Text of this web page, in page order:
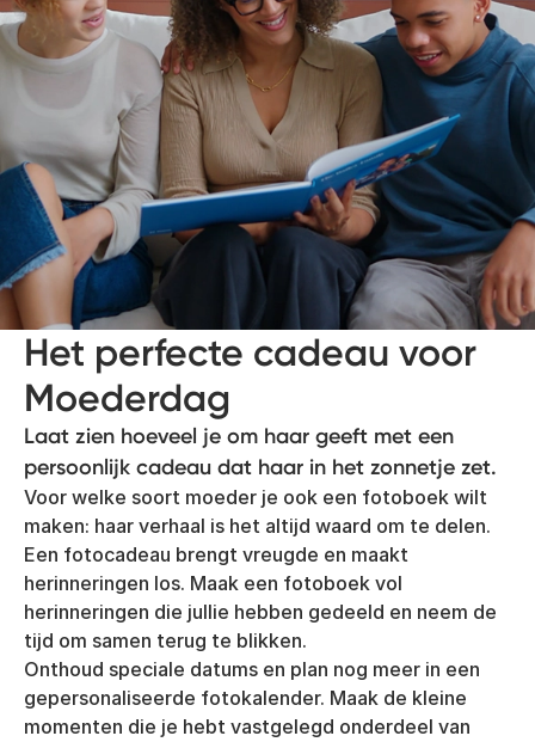
Het perfecte cadeau voor
Moederdag
Laat zien hoeveel je om haar geeft met een
persoonlijk cadeau dat haar in het zonnetje zet.
Voor welke soort moeder je ook een fotoboek wilt
maken: haar verhaal is het altijd waard om te delen.
Een fotocadeau brengt vreugde en maakt
herinneringen los. Maak een fotoboek vol
herinneringen die jullie hebben gedeeld en neem de
tijd om samen terug te blikken.
Onthoud speciale datums en plan nog meer in een
gepersonaliseerde fotokalender. Maak de kleine
momenten die je hebt vastgelegd onderdeel van